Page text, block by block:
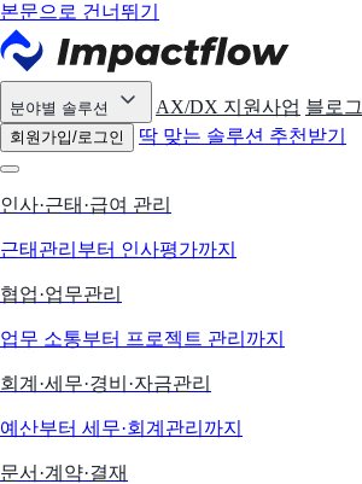
본문으로 건너뛰기
분야별 솔루션 AX/DX 지원사업 블로그
회원가입/로그인 딱 맞는 솔루션 추천받기
인사·근태·급여 관리
근태관리부터 인사평가까지
협업·업무관리
업무 소통부터 프로젝트 관리까지
회계·세무·경비·자금관리
예산부터 세무·회계관리까지
문서·계약·결재